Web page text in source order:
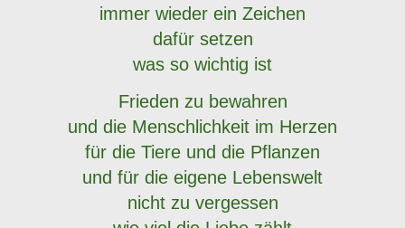
immer wieder ein Zeichen
dafür setzen
was so wichtig ist
Frieden zu bewahren
und die Menschlichkeit im Herzen
für die Tiere und die Pflanzen
und für die eigene Lebenswelt
nicht zu vergessen